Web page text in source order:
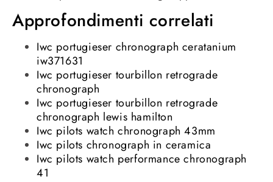
Approfondimenti correlati
Iwc portugieser chronograph ceratanium
iw371631
Iwc portugieser tourbillon retrograde
chronograph
Iwc portugieser tourbillon retrograde
chronograph lewis hamilton
Iwc pilots watch chronograph 43mm
Iwc pilots chronograph in ceramica
Iwc pilots watch performance chronograph
41